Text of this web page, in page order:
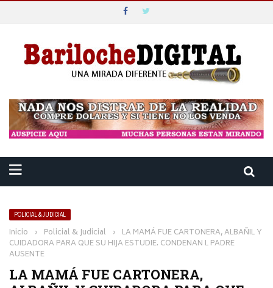
POLICIAL & JUDICIAL
Inicio › Policial & Judicial › LA MAMÁ FUE CARTONERA, ALBAÑIL Y
CUIDADORA PARA QUE SU HIJA ESTUDIE. CONDENAN L PADRE
AUSENTE
LA MAMÁ FUE CARTONERA,